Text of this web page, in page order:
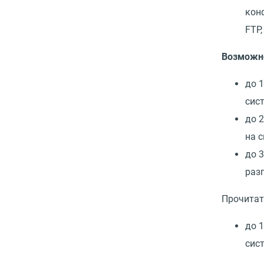
до
до
на
до
до